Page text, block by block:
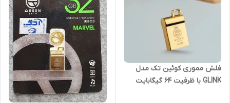
فلش مموری کوئین تک مدل
GLINK با ظرفیت 64 گیگابایت